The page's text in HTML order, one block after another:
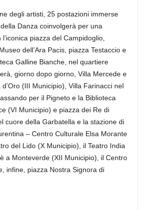
degli artisti, 25 postazioni immerse
Danza coinvolgerà per una
piazza del Campidoglio,
dell’Ara Pacis, piazza Testaccio e
Galline Bianche, nel quartiere
giorno dopo giorno, Villa Mercede e
(III Municipio), Villa Farinacci nel
per il Pigneto e la Biblioteca
(VI Municipio) e piazza dei Re di
cuore della Garbatella e la stazione di
– Centro Culturale Elsa Morante
del Lido (X Municipio), il Teatro India
a Monteverde (XII Municipio), il Centro
infine, piazza Nostra Signora di